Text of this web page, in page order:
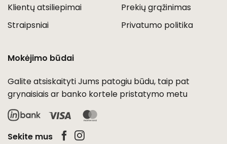
Klientų atsiliepimai
Straipsniai
Prekių grąžinimas
Privatumo politika
Mokėjimo būdai
Galite atsiskaityti Jums patogiu būdu, taip pat
grynaisiais ar banko kortele pristatymo metu
Visa
Sekite mus